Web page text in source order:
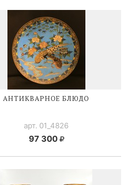
АНТИКВАРНОЕ БЛЮДО
арт. 01_4826
97 300